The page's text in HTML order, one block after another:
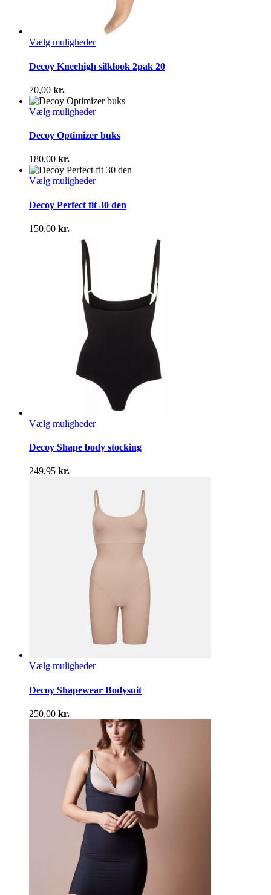
Vælg mulighederDette
har
flere
Mulighederne
kan
vælges
varesiden
Decoy Kneehigh silklook 2pak 20
70,00 kr.
Vælg mulighederDette
har
Mulighederne
kan
vælges
varesiden
Decoy Optimizer buks
180,00 kr.
Vælg mulighederDette
har
flere
Decoy Perfect fit 30 den
150,00 kr.
Vælg mulighederDette
har
flere
kan
vælges
på
Decoy Shape body stocking
249,95 kr.
Vælg mulighederDette
har
flere
Mulighederne
kan
vælges
på
varesiden
Decoy Shapewear Bodysuit
250,00 kr.